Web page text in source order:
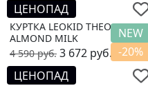
NEW
-20%
ЦЕНОПАД
КУРТКА LEOKID THEO
ALMOND MILK
4 590руб. 3 672 руб.
ЦЕНОПАД